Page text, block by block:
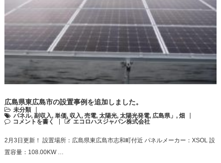
広島県東広島市の設置事例を追加しました。
未分類
パネル, 副収入, 単価, 収入, 売電, 太陽光, 太陽光発電, 広島県」 , 畑
コメントを書く
エコロハスジャパン株式会社
2月3日更新！ 設置場所：広島県東広島市志和町付近 パネルメーカー：XSOL 設
置容量：108.00KW …